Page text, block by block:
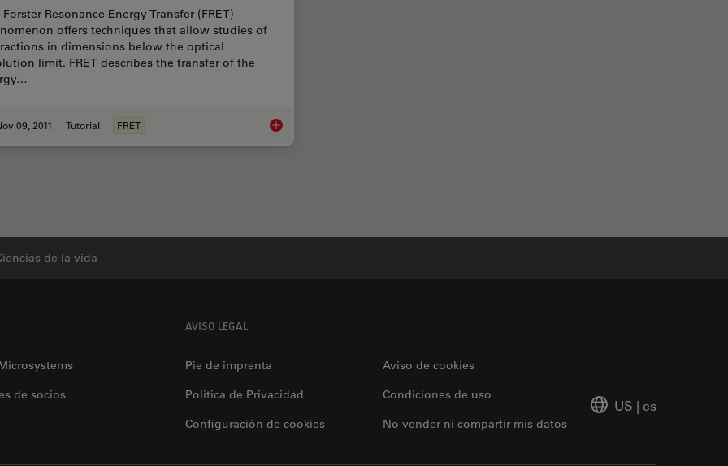
Resonance Energy Transfer (FRET)
offers techniques that allow studies of
in dimensions below the optical
limit. FRET describes the transfer of the
09, 2011 Tutorial FRET Förster Resonance Energy Transfer (FRET)
de la vida
de socios
AVISO LEGAL
Pie de imprenta
Aviso de cookies
Politica de Privacidad
No vender ni compartir mis datos
Condiciones de uso
Configuración de cookies
US | es